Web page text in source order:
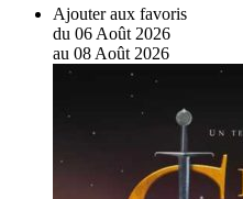
Ajouter aux favoris
du 06 Août 2026
au 08 Août 2026